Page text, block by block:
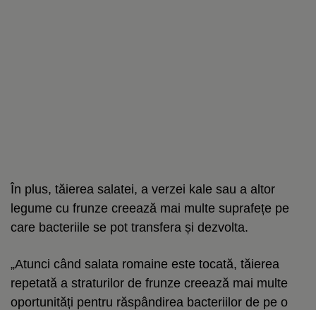
În plus, tăierea salatei, a verzei kale sau a altor
legume cu frunze creează mai multe suprafețe pe
care bacteriile se pot transfera și dezvolta.
„Atunci când salata romaine este tocată, tăierea
repetată a straturilor de frunze creează mai multe
oportunități pentru răspândirea bacteriilor de pe o